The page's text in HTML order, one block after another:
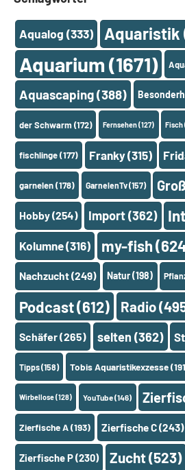
Aqualog (333) Aquaristik
Aquarium (1671)
Aquascaping(388)
der Schwarm(172) Fernsehen(127) Fisch
fischlinge(177) Franky(315)
garnelen(178) GarnelenTv(157)
Hobby(254) Import(362)
Kolumne(316) my-fish
Nachzucht(249) Natur(198)
Podcast(612) Radio
Schäfer(265) selten (362)
Tipps(158) Tobis Aquaristikexzesse
Wirbellose(128) YouTube(146)
Zierfische A(193) Zierfische C(243)
Zierfische P(230) Zucht(523)